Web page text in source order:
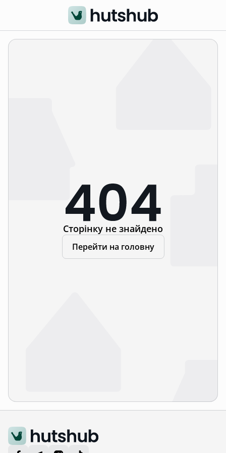
Сторінку не знайдено
Перейти на головну